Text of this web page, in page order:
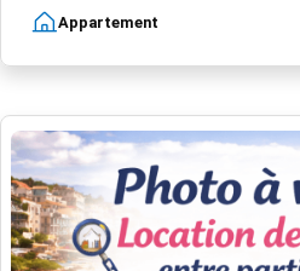
Appartement